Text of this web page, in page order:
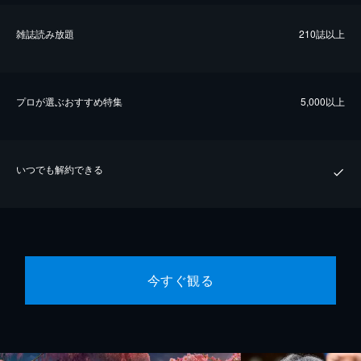
雑誌読み放題 210誌以上
プロが選ぶおすすめ特集 5,000以上
いつでも解約できる
今すぐ観る